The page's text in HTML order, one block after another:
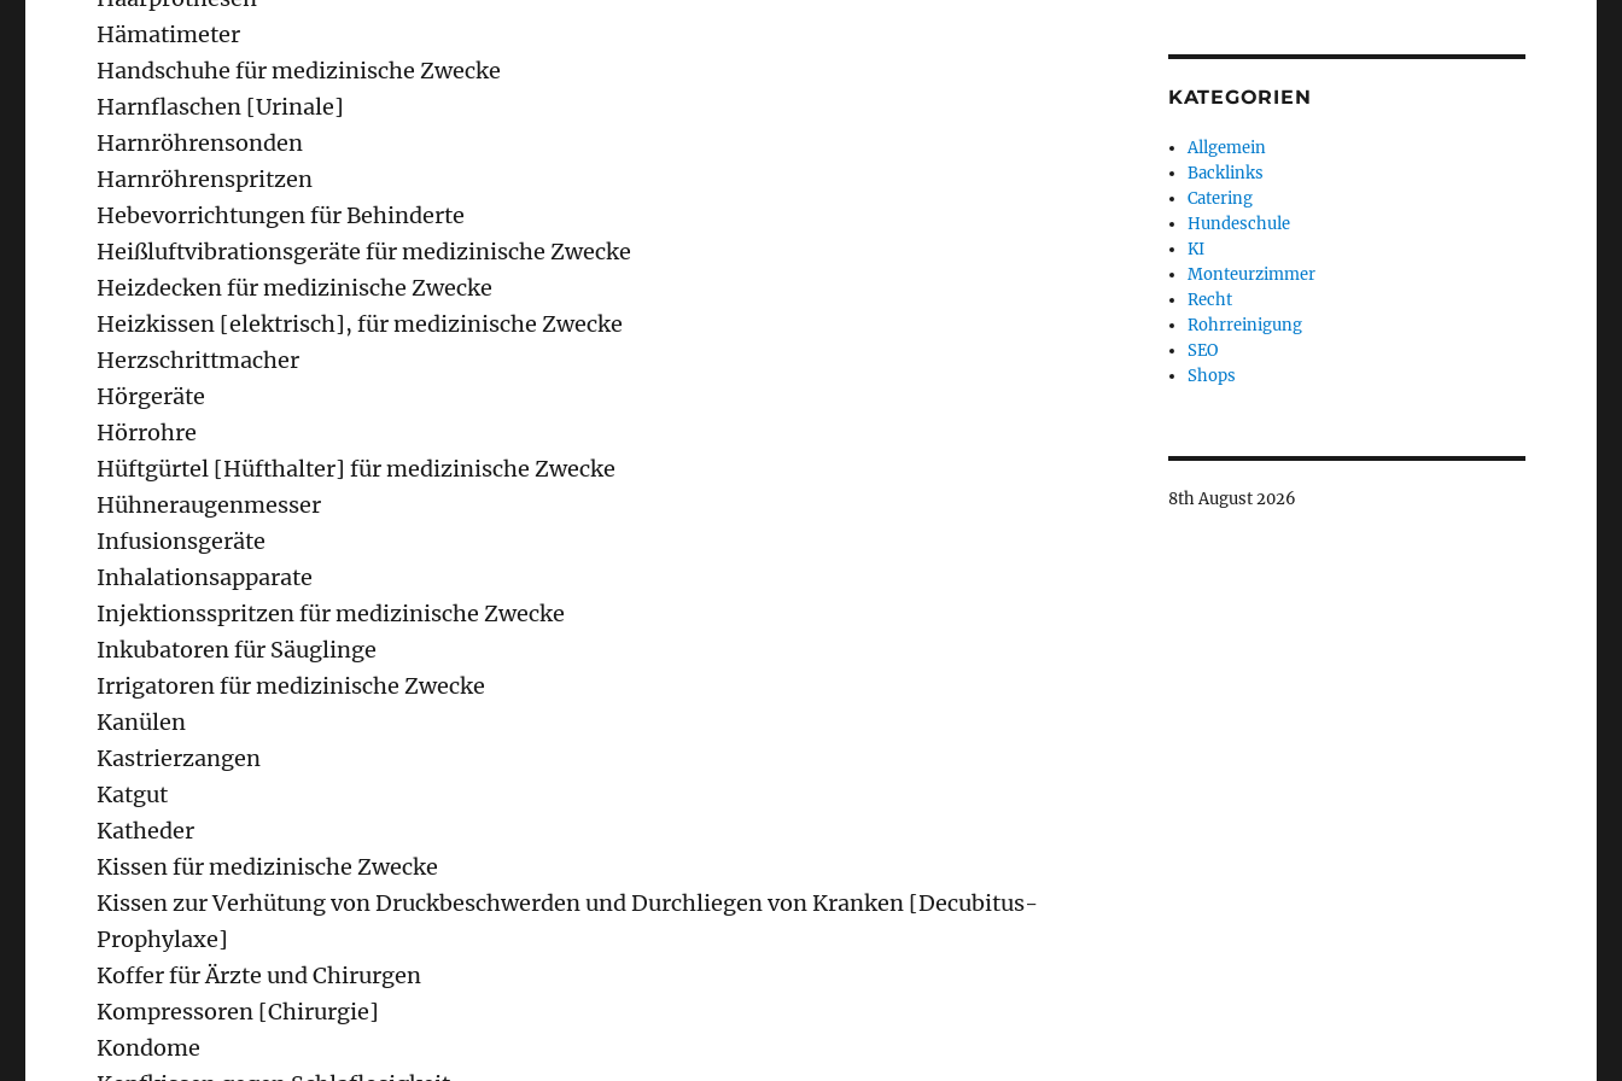
Hämatimeter
Handschuhe für medizinische Zwecke
Harnflaschen [Urinale]
Harnröhrensonden
Harnröhrenspritzen
Hebevorrichtungen für Behinderte
Heißluftvibrationsgeräte für medizinische Zwecke
Heizdecken für medizinische Zwecke
Heizkissen [elektrisch], für medizinische Zwecke
Herzschrittmacher
Hörgeräte
Hörrohre
Hüftgürtel [Hüfthalter] für medizinische Zwecke
Hühneraugenmesser
Infusionsgeräte
Inhalationsapparate
Injektionsspritzen für medizinische Zwecke
Inkubatoren für Säuglinge
Irrigatoren für medizinische Zwecke
Kanülen
Kastrierzangen
Katgut
Katheder
Kissen für medizinische Zwecke
Kissen zur Verhütung von Druckbeschwerden und Durchliegen von Kranken [Decubitus-
Prophylaxe]
Koffer für Ärzte und Chirurgen
Kompressoren [Chirurgie]
Kondome
KATEGORIEN
Allgemein
Backlinks
Catering
Hundeschule
KI
Monteurzimmer
Recht
Rohrreinigung
SEO
Shops
8th August 2026